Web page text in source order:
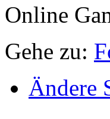
Online
Gehe zu:
Ändere